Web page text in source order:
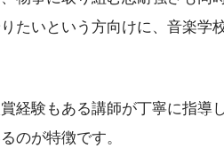
たいという方向けに、音楽学
経験もある講師が丁寧に指導
のが特徴です。